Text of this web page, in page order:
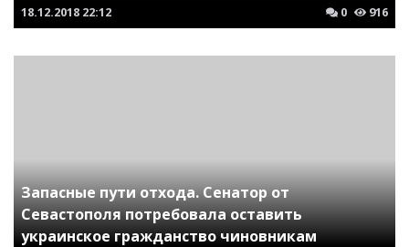
18.12.2018 22:12 0 916
Запасные пути отхода. Сенатор от
Севастополя потребовала оставить
украинское гражданство чиновникам